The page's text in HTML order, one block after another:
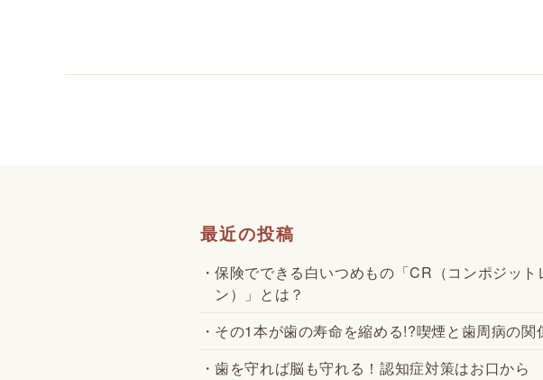
最近の投稿
保険でできる白いつめもの「CR（コンポジット
ン）」とは？
その1本が歯の寿命を縮める!?喫煙と歯周病の関
歯を守れば脳も守れる！認知症対策はお口から